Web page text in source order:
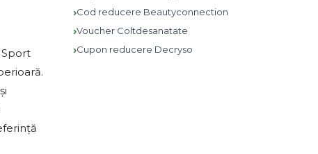
›Cod reducere Beautyconnection
›Voucher Coltdesanatate
›Cupon reducere Decryso